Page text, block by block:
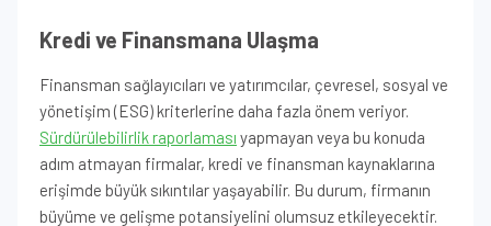
Kredi ve Finansmana Ulaşma
Finansman sağlayıcıları ve yatırımcılar, çevresel, sosyal ve
yönetişim (ESG) kriterlerine daha fazla önem veriyor.
Sürdürülebilirlik raporlaması yapmayan veya bu konuda
adım atmayan firmalar, kredi ve finansman kaynaklarına
erişimde büyük sıkıntılar yaşayabilir. Bu durum, firmanın
büyüme ve gelişme potansiyelini olumsuz etkileyecektir.